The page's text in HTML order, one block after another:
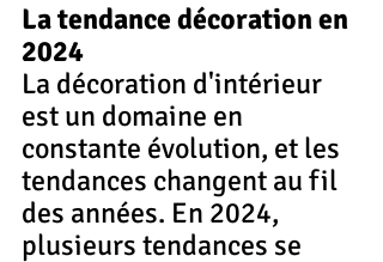
La tendance décoration en
2024
La décoration d'intérieur
est un domaine en
constante évolution, et les
tendances changent au fil
des années. En 2024,
plusieurs tendances se